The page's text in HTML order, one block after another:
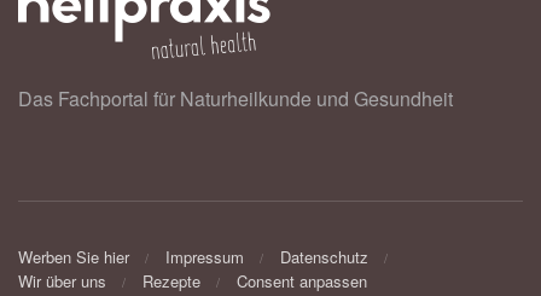
Das Fachportal für Naturheilkunde und Gesundheit
Werben Sie hier Impressum
Datenschutz
Wir über uns
Rezepte Consent anpassen